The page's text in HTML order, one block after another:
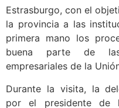
Estrasburgo, con el
la provincia a las
primera mano los
buena parte de
empresariales de la
Durante la visita, la
por el presidente de